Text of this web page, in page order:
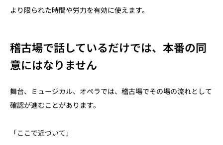
より限られた時間や労力を有効に使えます。
稽古場で話しているだけでは、本番の同
意にはなりません
舞台、ミュージカル、オペラでは、稽古場でその場の流れとして
確認が進むことがあります。
「ここで近づいて」